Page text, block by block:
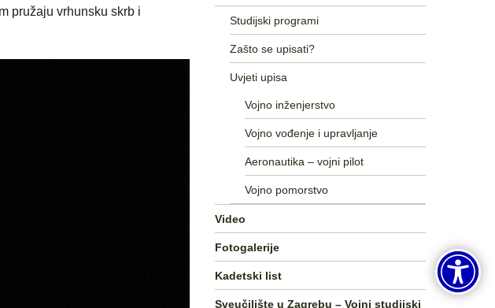
pružaju vrhunsku skrb i
Studijski programi
Zašto se upisati?
Uvjeti upisa
Vojno inženjerstvo
Vojno vođenje i upravljanje
Aeronautika – vojni pilot
Vojno pomorstvo
Video
Fotogalerije
Kadetski list
Sveučilište u Zagrebu – Vojni studijski